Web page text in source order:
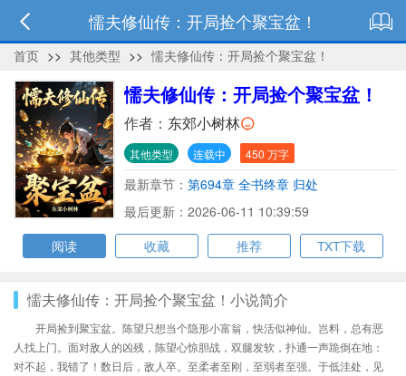
懦夫修仙传：开局捡个聚宝盆！
首页 >> 其他类型 >> 懦夫修仙传：开局捡个聚宝盆！
懦夫修仙传：开局捡个聚宝盆！
作者： 东郊小树林
其他类型 连载中 450 万字
最新章节： 第694章 全书终章 归处
最后更新：2026-06-11 10:39:59
阅读
收藏 推荐 TXT下载
懦夫修仙传：开局捡个聚宝盆！小说简介
开局捡到聚宝盆。陈望只想当个隐形小富翁，快活似神仙。岂料，总有恶
人找上门。面对敌人的凶残，陈望心惊胆战，双腿发软，扑通一声跪倒在地：
对不起，我错了！数日后，敌人卒。至柔者至刚，至弱者至强。于低洼处，见